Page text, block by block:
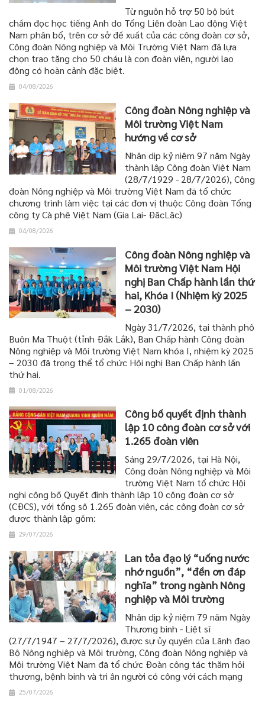
Từ nguồn hỗ trợ 50 bộ bút
chấm đọc học tiếng Anh do Tổng Liên đoàn Lao động Việt
Nam phân bổ, trên cơ sở đề xuất của các công đoàn cơ sở,
Công đoàn Nông nghiệp và Môi Trường Việt Nam đã lựa
chọn trao tặng cho 50 cháu là con đoàn viên, người lao
động có hoàn cảnh đặc biệt.
04/08/2026
Công đoàn Nông nghiệp và
Môi trường Việt Nam
hướng về cơ sở
Nhân dịp kỷ niệm 97 năm Ngày
thành lập Công đoàn Việt Nam
(28/7/1929 - 28/7/2026), Công
đoàn Nông nghiệp và Môi trường Việt Nam đã tổ chức
chương trình làm việc tại các đơn vị thuộc Công đoàn Tổng
công ty Cà phê Việt Nam (Gia Lai- ĐăcLăc)
04/08/2026
Công đoàn Nông nghiệp và
Môi trường Việt Nam Hội
nghị Ban Chấp hành lần thứ
hai, Khóa I (Nhiệm kỳ 2025
– 2030)
Ngày 31/7/2026, tại thành phố
Buôn Ma Thuột (tỉnh Đắk Lắk), Ban Chấp hành Công đoàn
Nông nghiệp và Môi trường Việt Nam khóa I, nhiệm kỳ 2025
– 2030 đã trọng thể tổ chức Hội nghị Ban Chấp hành lần
thứ hai.
01/08/2026
Công bố quyết định thành
lập 10 công đoàn cơ sở với
1.265 đoàn viên
Sáng 29/7/2026, tại Hà Nội,
Công đoàn Nông nghiệp và Môi
trường Việt Nam tổ chức Hội
nghị công bố Quyết định thành lập 10 công đoàn cơ sở
(CĐCS), với tổng số 1.265 đoàn viên, các công đoàn cơ sở
được thành lập gồm:
29/07/2026
Lan tỏa đạo lý “uống nước
nhớ nguồn”, “đền ơn đáp
nghĩa” trong ngành Nông
nghiệp và Môi trường
Nhân dịp kỷ niệm 79 năm Ngày
Thương binh - Liệt sĩ
(27/7/1947 – 27/7/2026), được sự ủy quyền của Lãnh đạo
Bộ Nông nghiệp và Môi trường, Công đoàn Nông nghiệp và
Môi trường Việt Nam đã tổ chức Đoàn công tác thăm hỏi
thương, bệnh binh và tri ân người có công với cách mạng
25/07/2026